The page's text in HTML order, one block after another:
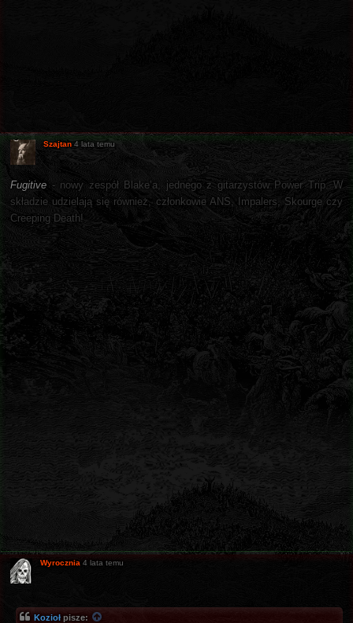
Szajtan 4 lata temu
Fugitive - nowy zespół Blake’a, jednego z gitarzystów Power Trip. W
składzie udzielają się również, członkowie ANS, Impalers, Skourge czy
Creeping Death!
Wyrocznia 4 lata temu
Kozioł pisze: